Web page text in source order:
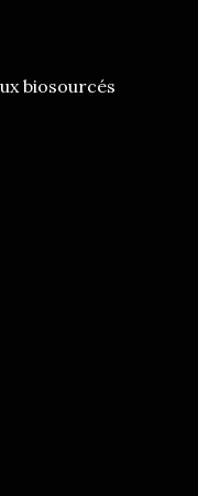
biosourcés